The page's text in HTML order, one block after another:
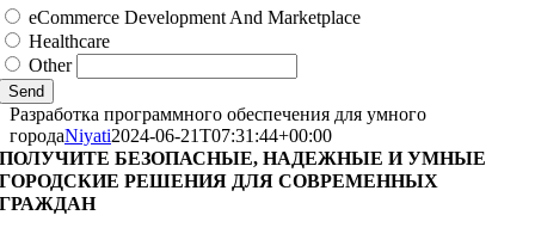
eCommerce Development And Marketplace
Healthcare
Other
Send
Разработка программного обеспечения для умного
городаNiyati2024-06-21T07:31:44+00:00
ПОЛУЧИТЕ БЕЗОПАСНЫЕ, НАДЕЖНЫЕ И УМНЫЕ
ГОРОДСКИЕ РЕШЕНИЯ ДЛЯ СОВРЕМЕННЫХ
ГРАЖДАН